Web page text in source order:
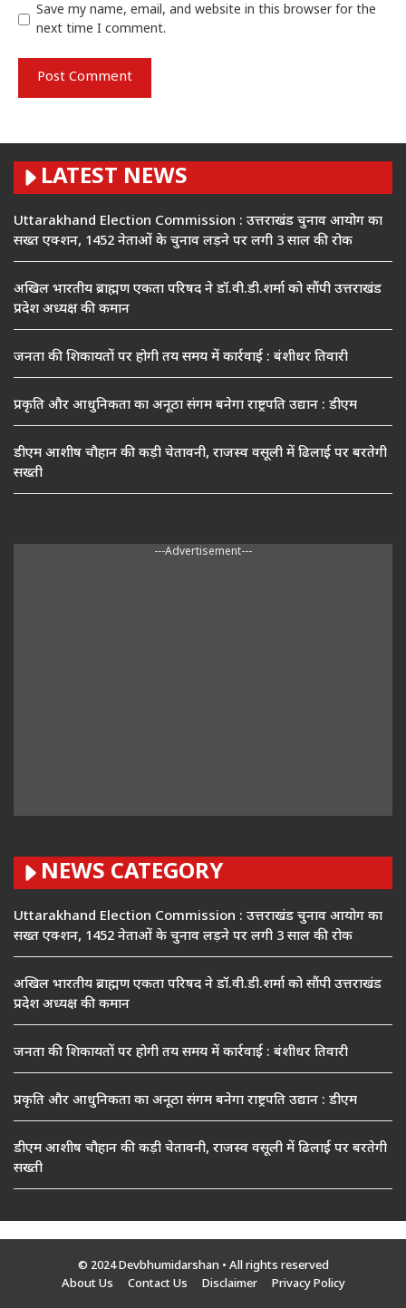
Save my name, email, and website in this browser for the
next time I comment.
LATEST NEWS
Uttarakhand Election Commission : उत्तराखंड चुनाव आयोग का
सख्त एक्शन, 1452 नेताओं के चुनाव लड़ने पर लगी 3 साल की रोक
अखिल भारतीय ब्राह्मण एकता परिषद ने डॉ.वी.डी.शर्मा को सौंपी उत्तराखंड
प्रदेश अध्यक्ष की कमान
जनता की शिकायतों पर होगी तय समय में कार्रवाई : बंशीधर तिवारी
प्रकृति और आधुनिकता का अनूठा संगम बनेगा राष्ट्रपति उद्यान : डीएम
डीएम आशीष चौहान की कड़ी चेतावनी, राजस्व वसूली में ढिलाई पर बरतेगी
सख्ती
---Advertisement---
NEWS CATEGORY
Uttarakhand Election Commission : उत्तराखंड चुनाव आयोग का
सख्त एक्शन, 1452 नेताओं के चुनाव लड़ने पर लगी 3 साल की रोक
अखिल भारतीय ब्राह्मण एकता परिषद ने डॉ.वी.डी.शर्मा को सौंपी उत्तराखंड
प्रदेश अध्यक्ष की कमान
जनता की शिकायतों पर होगी तय समय में कार्रवाई : बंशीधर तिवारी
प्रकृति और आधुनिकता का अनूठा संगम बनेगा राष्ट्रपति उद्यान : डीएम
डीएम आशीष चौहान की कड़ी चेतावनी, राजस्व वसूली में ढिलाई पर बरतेगी
सख्ती
© 2024 Devbhumidarshan • All rights reserved
About Us
Contact Us Disclaimer Privacy Policy